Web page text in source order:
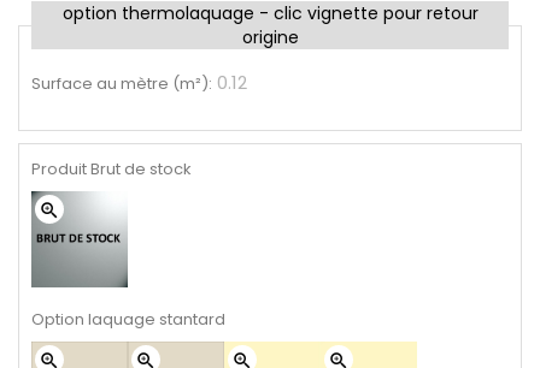
option thermolaquage - clic vignette pour retour
origine
Surface au mètre (m²): 0.12
Produit Brut de stock
zoom_in
Option laquage stantard
zoom_in zoom_in zoom_in zoom_in